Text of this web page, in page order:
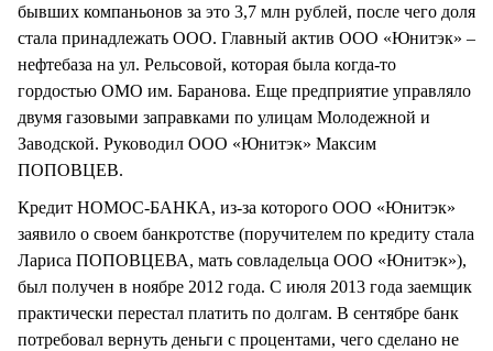
бывших компаньонов за это 3,7 млн рублей, после чего доля
стала принадлежать ООО. Главный актив ООО «Юнитэк» –
нефтебаза на ул. Рельсовой, которая была когда-то
гордостью ОМО им. Баранова. Еще предприятие управляло
двумя газовыми заправками по улицам Молодежной и
Заводской. Руководил ООО «Юнитэк» Максим
ПОПОВЦЕВ.
Кредит НОМОС-БАНКА, из-за которого ООО «Юнитэк»
заявило о своем банкротстве (поручителем по кредиту стала
Лариса ПОПОВЦЕВА, мать совладельца ООО «Юнитэк»),
был получен в ноябре 2012 года. С июля 2013 года заемщик
практически перестал платить по долгам. В сентябре банк
потребовал вернуть деньги с процентами, чего сделано не